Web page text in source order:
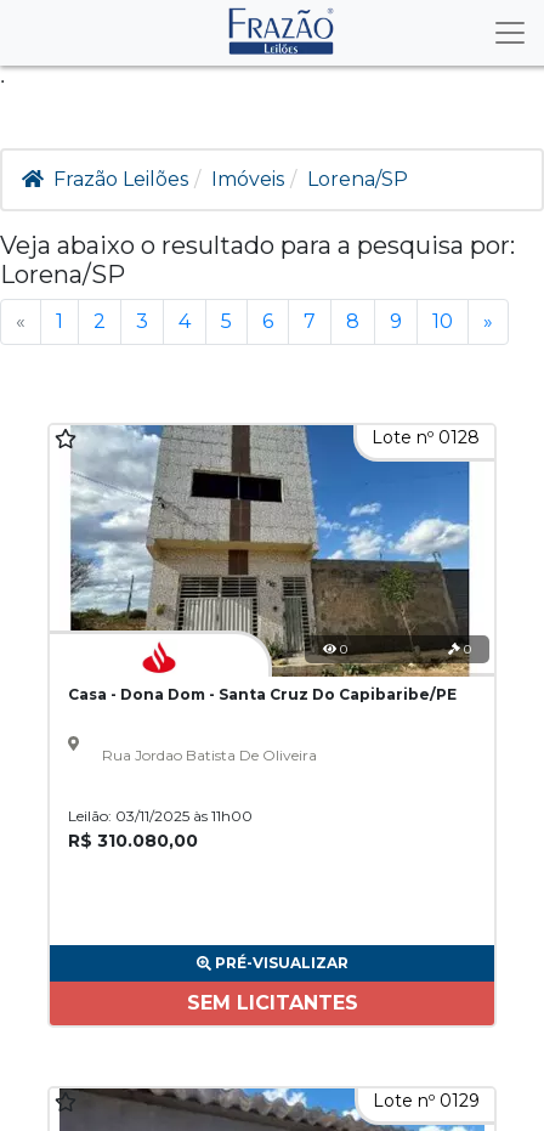
.
Frazão Leilões Imóveis Lorena/SP
Veja abaixo o resultado para a pesquisa por:
Lorena/SP
« 1 2 3 4 5 6 7 8 9 10 »
Lote nº 0128
0 0
Casa - Dona Dom - Santa Cruz Do Capibaribe/PE
Rua Jordao Batista De Oliveira
Leilão: 03/11/2025 às 11h00
R$ 310.080,00
PRÉ-VISUALIZAR
SEM LICITANTES
Lote nº 0129